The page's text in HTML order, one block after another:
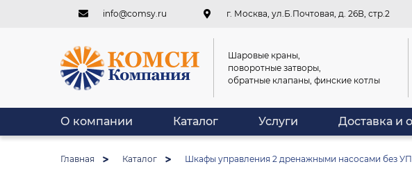
info@comsy.ru г. Москва, ул.Б.Почтовая, д. 26В, стр.2
Шаровые краны,
поворотные затворы,
обратные клапаны, финские котлы
О компании Каталог Услуги Доставка и
Главная Каталог Шкафы управления 2 дренажными насосами без